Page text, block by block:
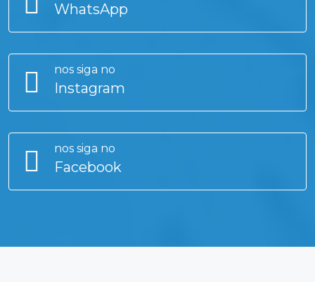
WhatsApp
nos siga no
Instagram
nos siga no
Facebook